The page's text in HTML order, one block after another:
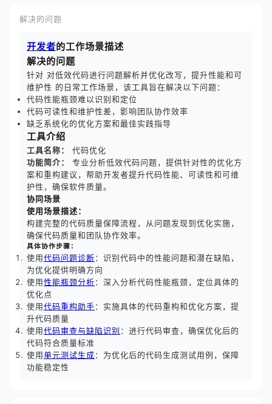
解决的问题
开发者的工作场景描述
解决的问题
针对 对低效代码进行问题解析并优化改写，提升性能和可
维护性 的日常工作场景，该工具旨在解决以下问题：
代码性能瓶颈难以识别和定位
代码可读性和维护性差，影响团队协作效率
缺乏系统化的优化方案和最佳实践指导
工具介绍
工具名称：
代码优化
功能简介：
专业分析低效代码问题，提供针对性的优化方
案和重构建议，帮助开发者提升代码性能、可读性和可维
护性，确保软件质量。
协同场景
使用场景描述：
构建完整的代码质量保障流程，从问题发现到优化实施，
确保代码质量和团队协作效率。
具体协作步骤：
使用代码问题诊断：识别代码中的性能问题和潜在缺陷，
为优化提供明确方向
使用性能瓶颈分析：深入分析代码性能瓶颈，定位具体的
优化点
使用代码重构助手：实施具体的代码重构和优化方案，提
升代码质量
使用代码审查与缺陷识别 ：进行代码审查，确保优化后的
代码符合质量标准
使用单元测试生成：为优化后的代码生成测试用例，保障
功能稳定性